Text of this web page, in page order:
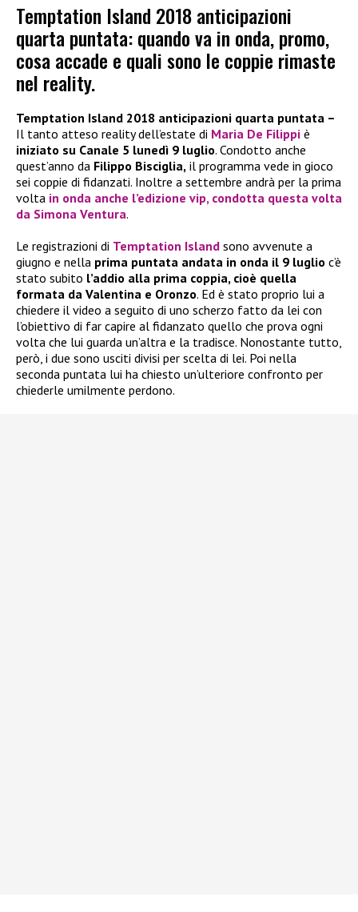
Temptation Island 2018 anticipazioni
quarta puntata: quando va in onda, promo,
cosa accade e quali sono le coppie rimaste
nel reality.
Temptation Island 2018 anticipazioni quarta puntata –
Il tanto atteso reality dell’estate di Maria De Filippi è
iniziato su Canale 5 lunedì 9 luglio. Condotto anche
quest’anno da Filippo Bisciglia, il programma vede in gioco
sei coppie di fidanzati. Inoltre a settembre andrà per la prima
volta in onda anche l’edizione vip, condotta questa volta
da Simona Ventura.
Le registrazioni di Temptation Island sono avvenute a
giugno e nella prima puntata andata in onda il 9 luglio c’è
stato subito l’addio alla prima coppia, cioè quella
formata da Valentina e Oronzo. Ed è stato proprio lui a
chiedere il video a seguito di uno scherzo fatto da lei con
l’obiettivo di far capire al fidanzato quello che prova ogni
volta che lui guarda un’altra e la tradisce. Nonostante tutto,
però, i due sono usciti divisi per scelta di lei. Poi nella
seconda puntata lui ha chiesto un’ulteriore confronto per
chiederle umilmente perdono.